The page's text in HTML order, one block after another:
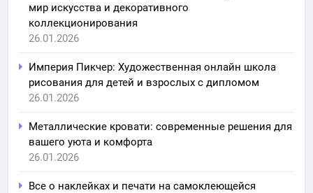
мир искусства и декоративного
коллекционирования
26.01.2026
Империя Пикчер: Художественная онлайн школа
рисования для детей и взрослых с дипломом
26.01.2026
Металлические кровати: современные решения для
вашего уюта и комфорта
26.01.2026
Все о наклейках и печати на самоклеющейся